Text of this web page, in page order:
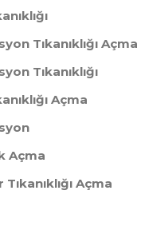
Tıkanıklığı Açma
Tıkanıklığı
Açma
Açma
Açma